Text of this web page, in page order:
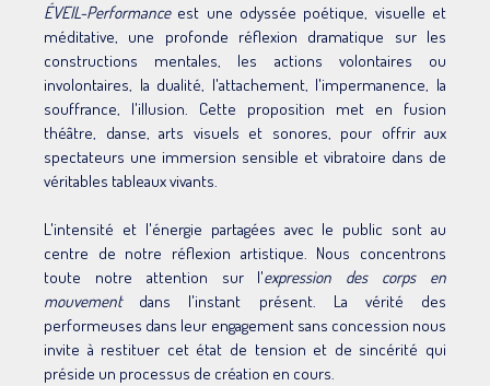
ÉVEIL-Performanceest une odyssée poétique, visuelle et
méditative, une profonde réflexion dramatique sur les
constructions mentales, les actions volontaires ou
involontaires, la dualité, l'attachement, l'impermanence, la
souffrance, l'illusion. Cette proposition met en fusion
théâtre, danse, arts visuels et sonores, pour offrir aux
spectateurs une immersion sensible et vibratoire dans de
véritables tableaux vivants.
L'intensité et l'énergie partagées avec le public sont au
centre de notre réflexion artistique. Nous concentrons
toute notre attention sur l'expression des corps en
mouvementdans l'instant présent. La vérité des
performeuses dans leur engagement sans concession nous
invite à restituer cet état de tension et de sincérité qui
préside un processus de création en cours.